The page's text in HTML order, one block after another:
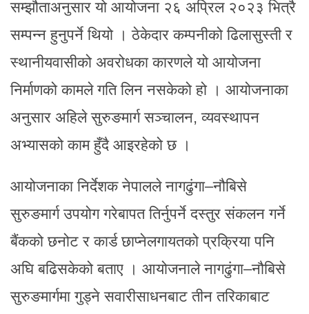
सम्झौताअनुसार यो आयोजना २६ अप्रिल २०२३ भित्रै
सम्पन्न हुनुपर्ने थियो । ठेकेदार कम्पनीको ढिलासुस्ती र
स्थानीयवासीको अवरोधका कारणले यो आयोजना
निर्माणको कामले गति लिन नसकेको हो । आयोजनाका
अनुसार अहिले सुरुङमार्ग सञ्चालन, व्यवस्थापन
अभ्यासको काम हुँदै आइरहेको छ ।
आयोजनाका निर्देशक नेपालले नागढुंगा–नौबिसे
सुरुङमार्ग उपयोग गरेबापत तिर्नुपर्ने दस्तुर संकलन गर्ने
बैंकको छनोट र कार्ड छाप्नेलगायतको प्रक्रिया पनि
अघि बढिसकेको बताए । आयोजनाले नागढुंगा–नौबिसे
सुरुङमार्गमा गुड्ने सवारीसाधनबाट तीन तरिकाबाट